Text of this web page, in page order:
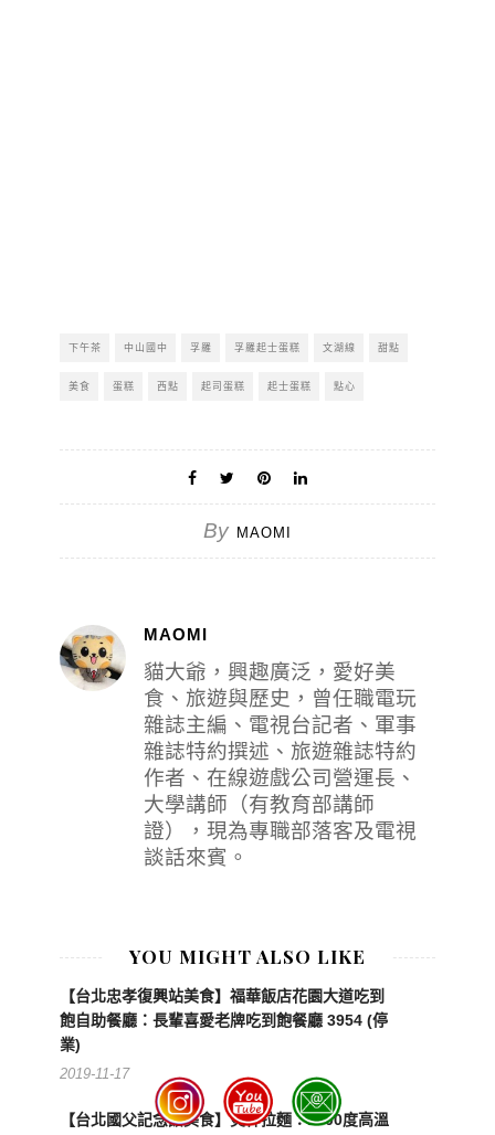
下午茶 中山國中 孚羅 孚羅起士蛋糕 文湖線 甜點
美食 蛋糕 西點 起司蛋糕 起士蛋糕 點心
By MAOMI
MAOMI
貓大爺，興趣廣泛，愛好美
食、旅遊與歷史，曾任職電玩
雜誌主編、電視台記者、軍事
雜誌特約撰述、旅遊雜誌特約
作者、在線遊戲公司營運長、
大學講師（有教育部講師
證），現為專職部落客及電視
談話來賓。
YOU MIGHT ALSO LIKE
【台北忠孝復興站美食】福華飯店花園大道吃到
飽自助餐廳：長輩喜愛老牌吃到飽餐廳 3954 (停
業)
2019-11-17
【台北國父記念館美食】炎神拉麵：1300度高溫